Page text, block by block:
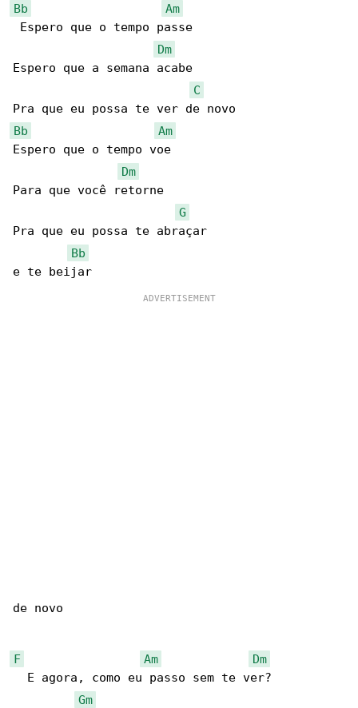
Bb
Am
Espero que o tempo passe
Dm
Espero que a semana acabe
C
Bb
Am
Espero que o tempo voe
Dm
Para que você retorne
G
Pra que eu possa te abraçar
Bb
de novo
F Am
Dm
  E agora, como eu passo sem te ver?
Gm